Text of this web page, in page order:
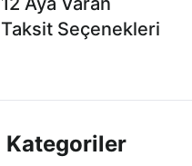
Taksit Seçenekleri
Kategoriler